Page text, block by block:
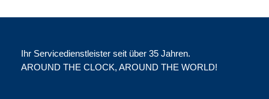
Ihr Servicedienstleister seit über 35 Jahren.
AROUND THE CLOCK, AROUND THE WORLD!